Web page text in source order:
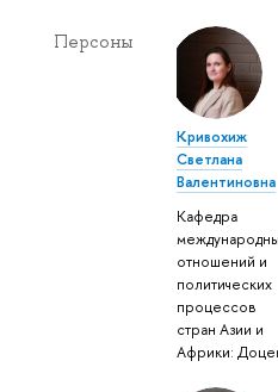
Персоны
Кривохиж
Светлана
Валентиновна
Кафедра
отношений и
политических
процессов
стран Азии и
Африки: